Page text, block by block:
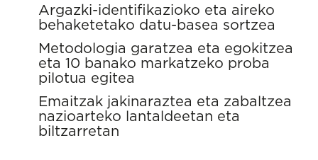
Argazki-identifikazioko eta aireko
behaketetako datu-basea sortzea
Metodologia garatzea eta egokitzea
eta 10 banako markatzeko proba
pilotua egitea
Emaitzak jakinaraztea eta zabaltzea
nazioarteko lantaldeetan eta
biltzarretan